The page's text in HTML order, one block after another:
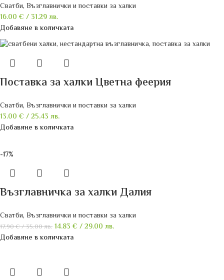
Сватби, Възглавнички и поставки за халки
16.00 €/ 31.29 лв.
Добавяне в количката
Поставка за халки Цветна феерия
Сватби, Възглавнички и поставки за халки
13.00 €/ 25.43 лв.
Добавяне в количката
-17%
Възглавничка за халки Далия
Сватби, Възглавнички и поставки за халки
17.90€/ 35.00 лв. 14.83 €/ 29.00 лв.
Добавяне в количката